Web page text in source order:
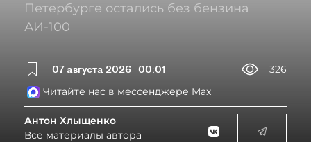
Петербурге остались без бензина
АИ-100
07 августа 2026 00:01
326
Читайте нас в мессенджере Max
Антон Хлыщенко
Все материалы автора